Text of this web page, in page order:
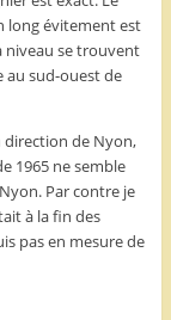
long évitement est
niveau se trouvent
au sud-ouest de
direction de Nyon,
1965 ne semble
Par contre je
à la fin des
pas en mesure de